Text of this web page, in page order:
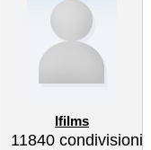
Ifilms
11840 condivisioni